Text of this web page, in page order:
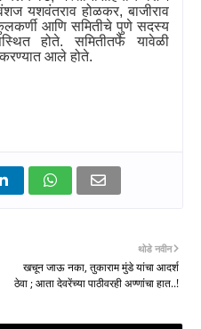
यशवंतराव होळकर,बाजीराव
आणि समितीचे पुणे सदस्य
होते. समितीतर्फे यावेळी
करण्यात आले होते.
थोडे नवीन
खचून जाऊ नका, तुकाराम मुंडे यांचा आदर्श
ठेवा ; आता देवरेंच्या पाठीवरही अण्णांचा हात..!